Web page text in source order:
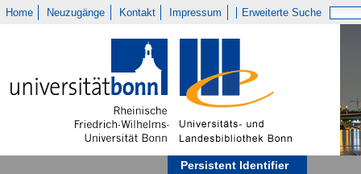
Home Neuzugänge Kontakt Impressum Erweiterte Suche
Persistent Identifier